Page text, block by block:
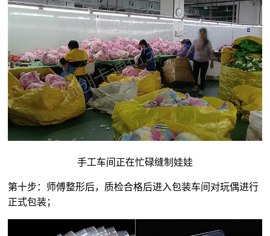
手工车间正在忙碌缝制娃娃
第十步：师傅整形后，质检合格后进入包装车间对玩偶进行
正式包装；